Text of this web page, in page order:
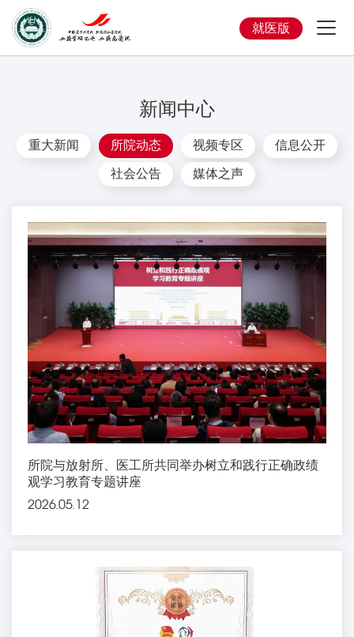
就医版
新闻中心
重大新闻 所院动态 视频专区 信息公开
社会公告 媒体之声
所院与放射所、医工所共同举办树立和践行正确政绩
观学习教育专题讲座
2026.05.12